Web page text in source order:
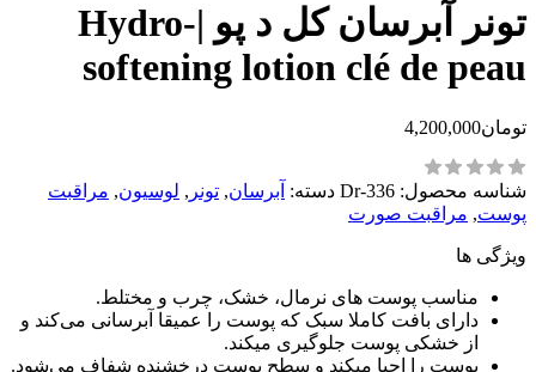
تونر آبرسان کل د پو |Hydro-
softening lotion clé de peau
تومان4,200,000
شناسه محصول: Dr-336 دسته: آبرسان, تونر , لوسیون, مراقبت
پوست, مراقبت صورت
ویژگی ها
مناسب پوست های نرمال، خشک، چرب و مختلط.
دارای بافت کاملا سبک که پوست را عمیقا آبرسانی می‌کند و
از خشکی پوست جلوگیری میکند.
پوست را احیا میکند و سطح پوست درخشنده شفاف می‌شود.